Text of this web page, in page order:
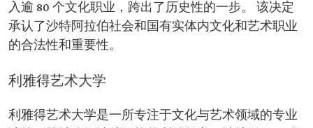
入逾 80 个文化职业，跨出了历史性的一步。 该决定
承认了沙特阿拉伯社会和国有实体内文化和艺术职业
的合法性和重要性。
利雅得艺术大学
利雅得艺术大学是一所专注于文化与艺术领域的专业